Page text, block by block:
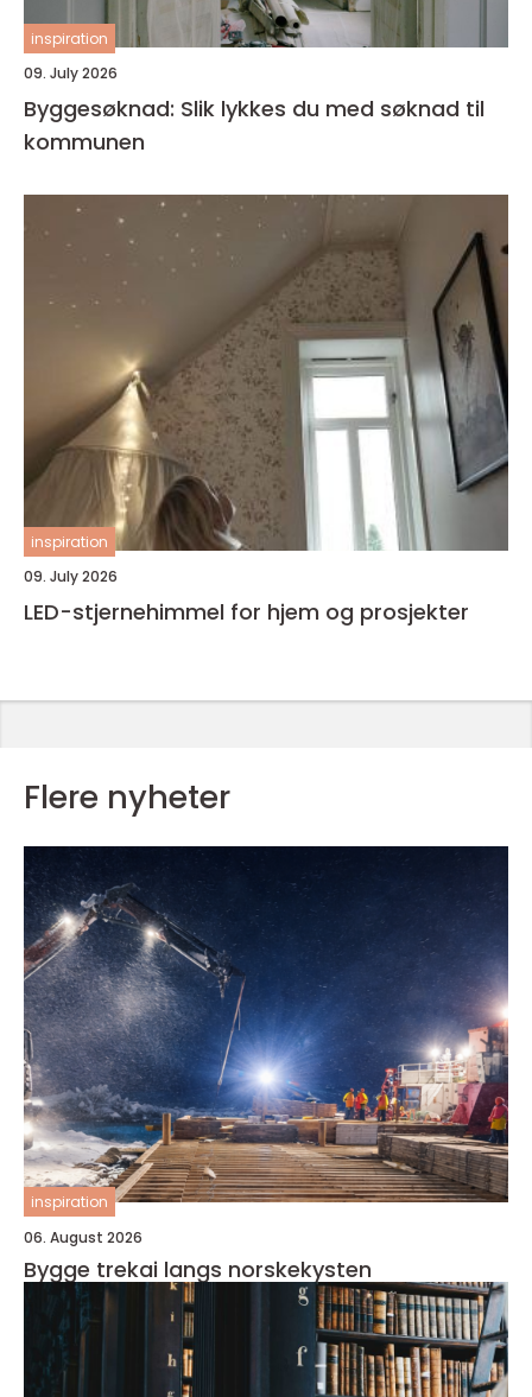
inspiration
09. July 2026
Byggesøknad: Slik lykkes du med søknad til
kommunen
inspiration
09. July 2026
LED-stjernehimmel for hjem og prosjekter
Flere nyheter
inspiration
06. August 2026
Bygge trekai langs norskekysten